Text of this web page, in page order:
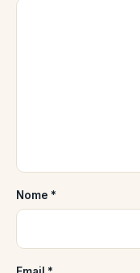
Nome *